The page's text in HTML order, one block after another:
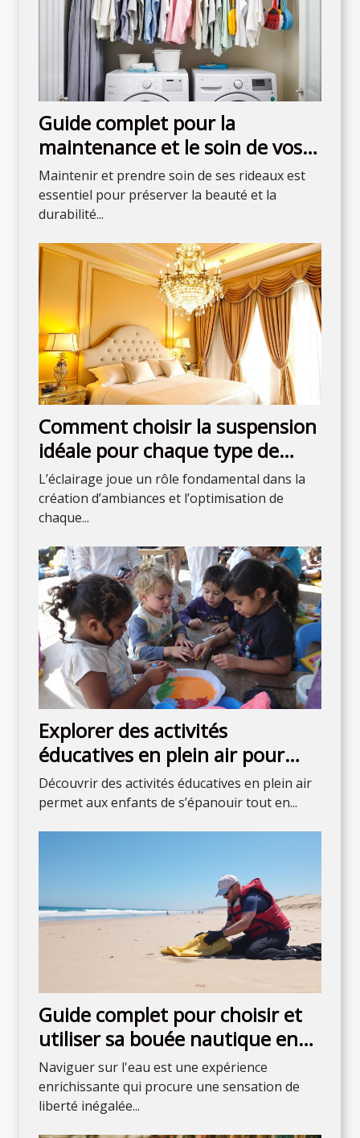
Guide complet pour la
maintenance et le soin de vos
rideaux
Maintenir et prendre soin de ses rideaux est
essentiel pour préserver la beauté et la
durabilité...
Comment choisir la suspension
idéale pour chaque type de
chambre
L’éclairage joue un rôle fondamental dans la
création d’ambiances et l’optimisation de
chaque...
Explorer des activités
éducatives en plein air pour
enfants de tous âges
Découvrir des activités éducatives en plein air
permet aux enfants de s’épanouir tout en...
Guide complet pour choisir et
utiliser sa bouée nautique en
sécurité
Naviguer sur l'eau est une expérience
enrichissante qui procure une sensation de
liberté inégalée...